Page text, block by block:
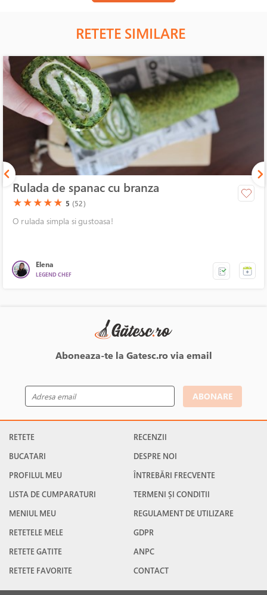
RETETE SIMILARE
Rulada de spanac cu branza
(*)
★(*)
★(*)
★(*)
★(*)
★ 5 (52)
O rulada simpla si gustoasa!
Elena
LEGEND CHEF
Aboneaza-te la Gatesc.ro via email
ABONARE
RETETE
BUCATARI
PROFILUL MEU
LISTA DE CUMPARATURI
MENIUL MEU
RETETELE MELE
RETETE GATITE
RETETE FAVORITE
RECENZII
DESPRE NOI
ÎNTREBĂRI FRECVENTE
TERMENI ȘI CONDITII
REGULAMENT DE UTILIZARE
GDPR
ANPC
CONTACT